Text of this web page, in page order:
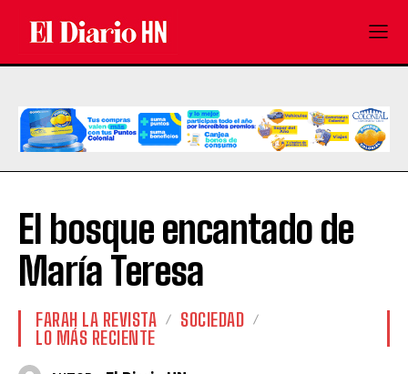
El bosque encantado de
María Teresa
FARAH LA REVISTA
SOCIEDAD
LO MÁS RECIENTE